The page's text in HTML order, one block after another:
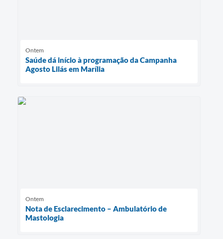
Ontem
Saúde dá início à programação da Campanha
Agosto Lilás em Marília
Ontem
Nota de Esclarecimento – Ambulatório de
Mastologia